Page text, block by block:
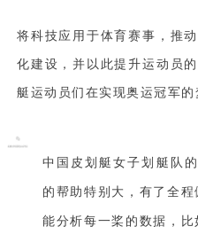
将科技应用于体育赛事，推
化建设，并以此提升运动员
艇运动员们在实现奥运冠军的
中国皮划艇女子划艇队
的帮助特别大，有了全
能分析每一桨的数据，比